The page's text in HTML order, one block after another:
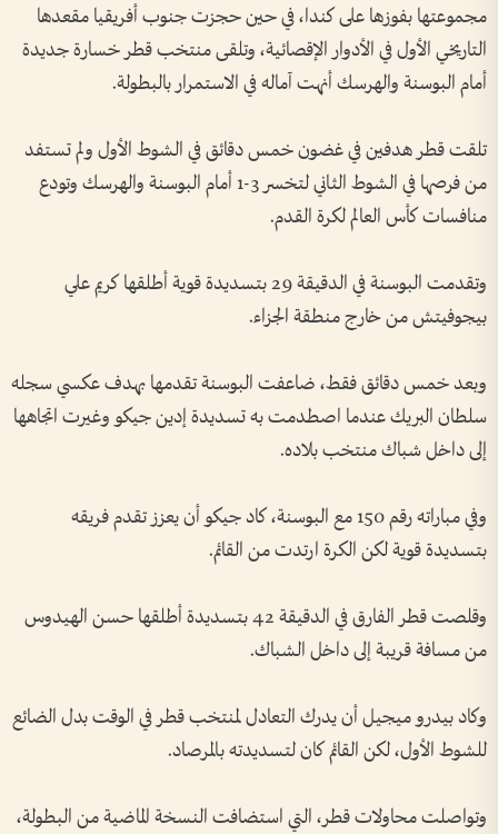
مجموعتها بفوزها على كندا، في حين حجزت جنوب أفريقيا مقعدها
التاريخي الأول في الأدوار الإقصائية، وتلقى منتخب قطر خسارة جديدة
أمام البوسنة والهرسك أنهت آماله في الاستمرار بالبطولة.
تلقت قطر هدفين في غضون خمس دقائق في الشوط ​الأول ولم تستفد
من فرصها في الشوط الثاني لتخسر 3-1 أمام البوسنة والهرسك ‌وتودع
منافسات ​كأس العالم لكرة القدم.
وتقدمت البوسنة في الدقيقة 29 بتسديدة قوية أطلقها كريم علي
بيجوفيتش من خارج منطقة الجزاء.
وبعد خمس دقائق فقط، ضاعفت البوسنة تقدمها بهدف عكسي سجله
سلطان البريك عندما اصطدمت به تسديدة إدين جيكو وغيرت اتجاهها
⁠إلى داخل شباك منتخب بلاده.
وفي مباراته رقم 150 مع البوسنة، كاد جيكو أن يعزز تقدم فريقه
بتسديدة قوية لكن الكرة ارتدت من القائم.
وقلصت قطر الفارق في الدقيقة 42 بتسديدة أطلقها حسن الهيدوس
من مسافة قريبة إلى داخل الشباك.
وكاد بيدرو ميجيل أن يدرك ‌التعادل لمنتخب قطر في الوقت بدل الضائع
للشوط الأول، لكن القائم كان لتسديدته بالمرصاد.
وتواصلت محاولات قطر، التي استضافت النسخة الماضية من البطولة،